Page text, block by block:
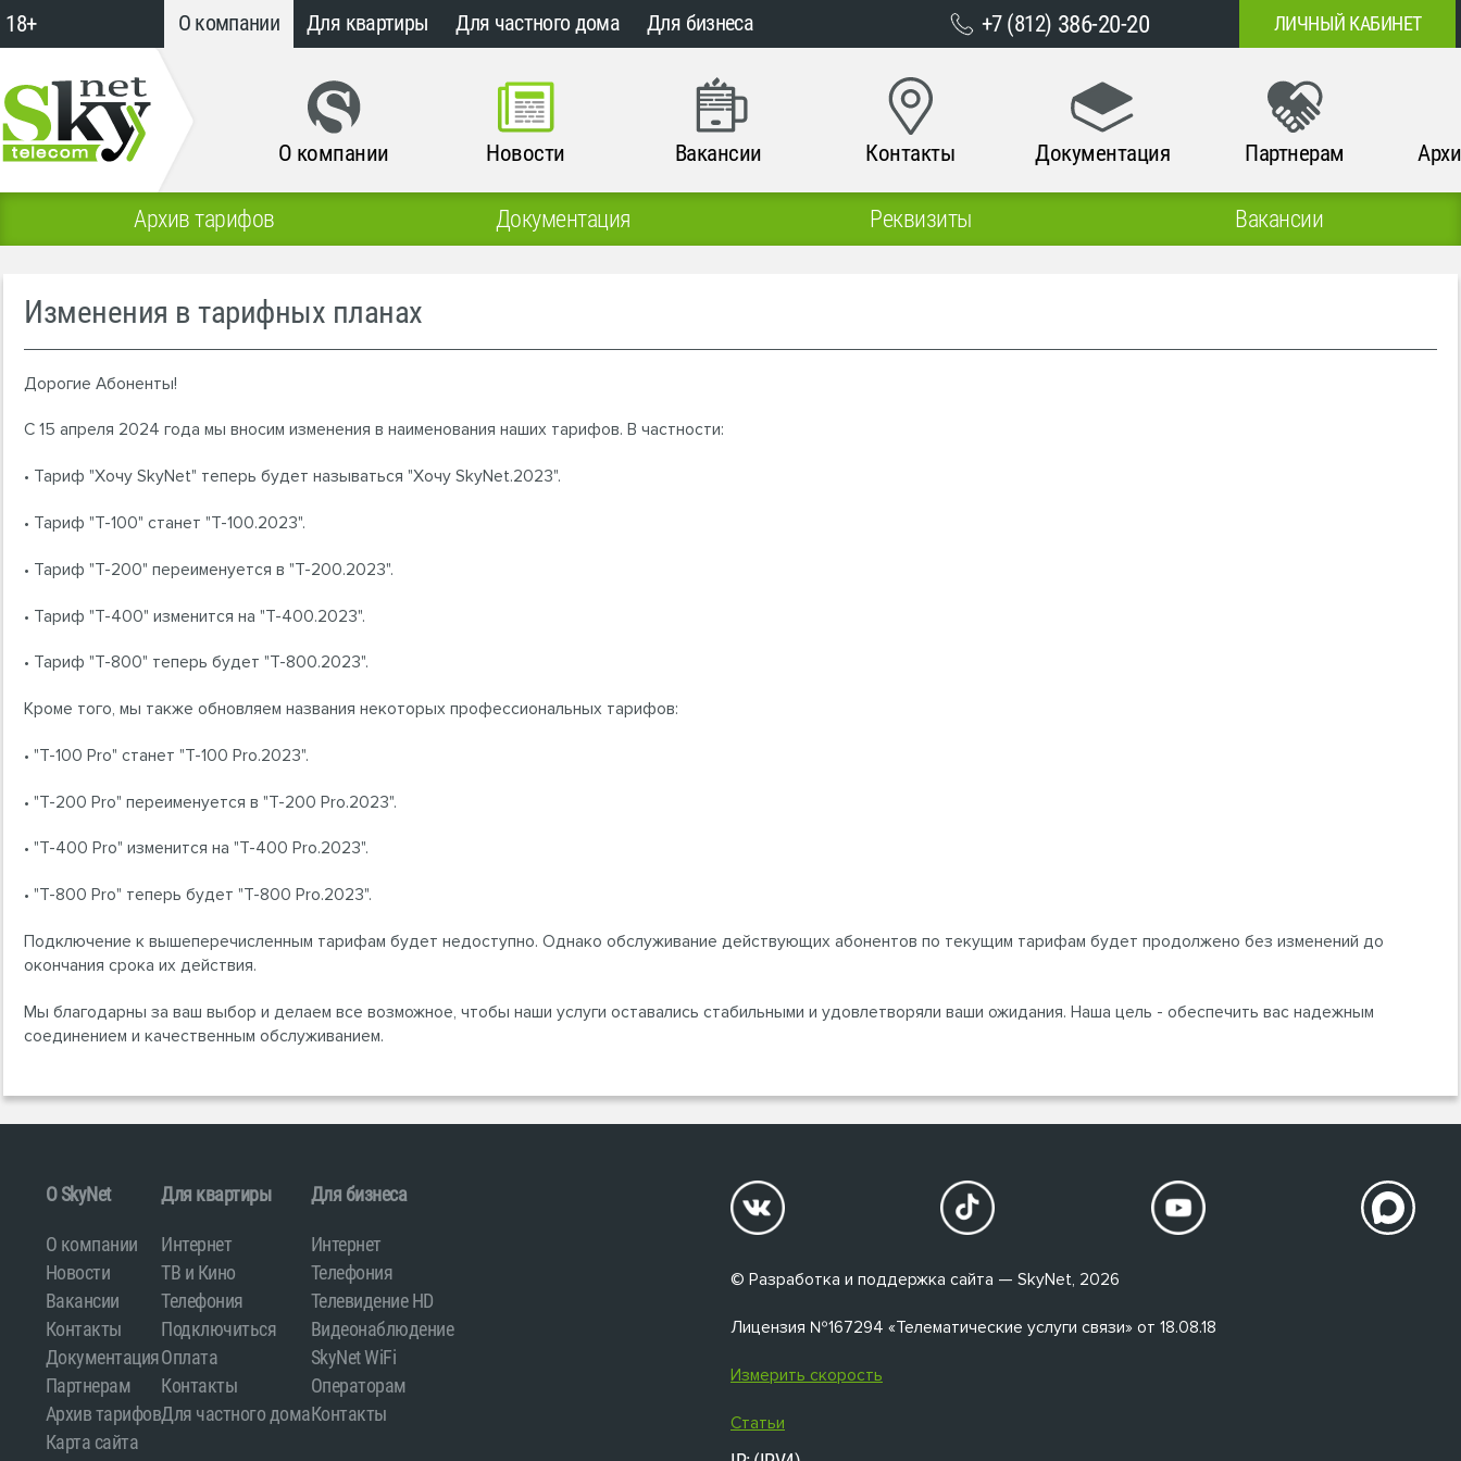
18+ О компании Для квартиры Для частного дома Для бизнеса +7 (812) 386-20-20 ЛИЧНЫЙ КАБИНЕТ
О компании Новости Вакансии Контакты Документация Партнерам
Архив тарифов Документация Реквизиты Вакансии
Изменения в тарифных планах
Дорогие Абоненты!
С 15 апреля 2024 года мы вносим изменения в наименования наших тарифов. В частности:
• Тариф "Хочу SkyNet" теперь будет называться "Хочу SkyNet.2023".
• Тариф "T-100" станет "T-100.2023".
• Тариф "T-200" переименуется в "T-200.2023".
• Тариф "T-400" изменится на "T-400.2023".
• Тариф "T-800" теперь будет "T-800.2023".
Кроме того, мы также обновляем названия некоторых профессиональных тарифов:
• "T-100 Pro" станет "T-100 Pro.2023".
• "T-200 Pro" переименуется в "T-200 Pro.2023".
• "T-400 Pro" изменится на "T-400 Pro.2023".
• "T-800 Pro" теперь будет "T-800 Pro.2023".
Подключение к вышеперечисленным тарифам будет недоступно. Однако обслуживание действующих абонентов по текущим тарифам будет продолжено без изменений до
окончания срока их действия.
Мы благодарны за ваш выбор и делаем все возможное, чтобы наши услуги оставались стабильными и удовлетворяли ваши ожидания. Наша цель - обеспечить вас надежным
соединением и качественным обслуживанием.
O SkyNet
О компании
Новости
Вакансии
Контакты
Документация
Партнерам
Архив тарифов
Карта сайта
Для квартиры
Интернет
ТВ и Кино
Телефония
Подключиться
Оплата
Контакты
Для частного дома
Для бизнеса
Интернет
Телефония
Телевидение HD
Видеонаблюдение
SkyNet WiFi
Операторам
Контакты
© Разработка и поддержка сайта — SkyNet, 2026
Лицензия №167294 «Телематические услуги связи» от 18.08.18
Измерить скорость
Статьи